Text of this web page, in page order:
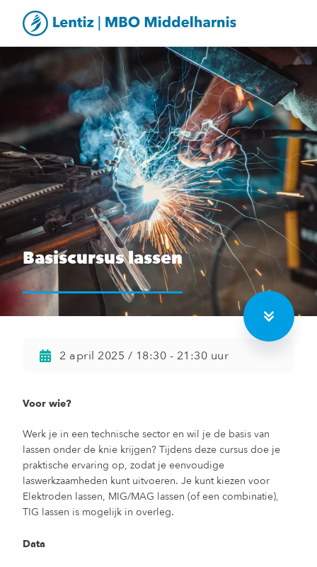
Basiscursus lassen
2 april 2025 / 18:30 - 21:30 uur
Voor wie?
Werk je in een technische sector en wil je de basis van
lassen onder de knie krijgen? Tijdens deze cursus doe je
praktische ervaring op, zodat je eenvoudige
laswerkzaamheden kunt uitvoeren. Je kunt kiezen voor
Elektroden lassen, MIG/MAG lassen (of een combinatie),
TIG lassen is mogelijk in overleg.
Data